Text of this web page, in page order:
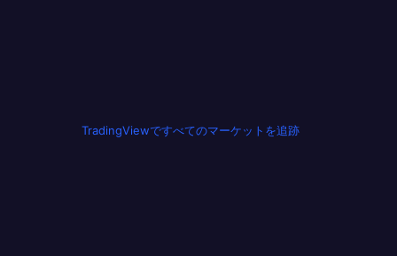
TradingViewですべてのマーケットを追跡